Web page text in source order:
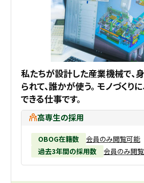
私たちが設計した産業機械で、
られて、誰かが使う。 モノづくり
できる仕事です。
高専生の採用
OBOG在籍数
会員のみ閲覧可能
過去3年間の採用数
会員のみ閲